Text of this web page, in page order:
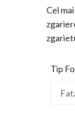
Cel
Tip